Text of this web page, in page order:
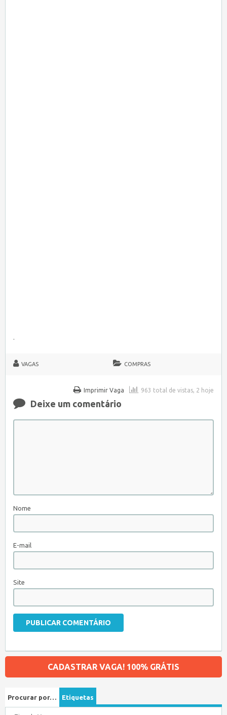
.
VAGAS COMPRAS
963 total de vistas, 2 hoje
Imprimir Vaga
Deixe um comentário
Nome
E-mail
Site
CADASTRAR VAGA! 100% GRÁTIS
Procurar por… Etiquetas